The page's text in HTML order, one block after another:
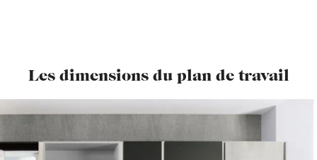
Les dimensions du plan de travail